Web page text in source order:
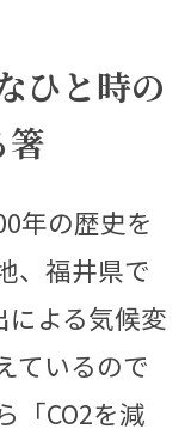
ひと時の
箸
年の歴史を
、福井県で
による気候変
ているので
「CO2を減